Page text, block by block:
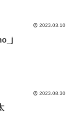
2023.03.10
2023.08.30